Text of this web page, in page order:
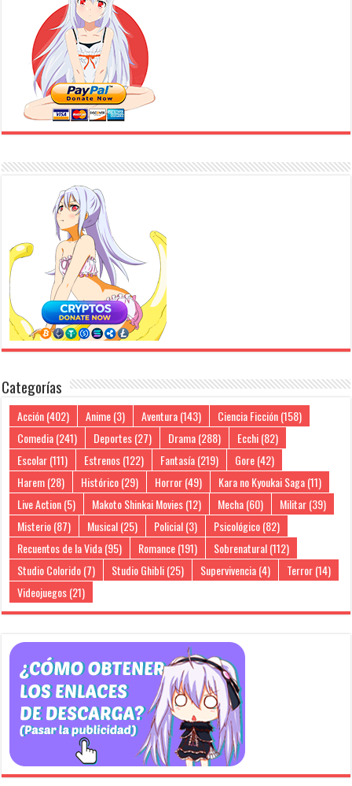
Categorías
Acción(402) Anime(3) Aventura(143) Ciencia Ficción(158)
Comedia(241) Deportes(27) Drama(288) Ecchi(82)
Escolar(111) Estrenos(122) Fantasía(219) Gore(42)
Harem(28) Histórico(29) Horror(49) Kara no Kyoukai Saga(11)
Live Action(5) Makoto Shinkai Movies(12) Mecha(60) Militar(39)
Misterio(87) Musical(25) Policial(3) Psicológico(82)
Recuentos de la Vida(95) Romance(191) Sobrenatural(112)
Studio Colorido(7) Studio Ghibli(25) Supervivencia(4) Terror(14)
Videojuegos(21)